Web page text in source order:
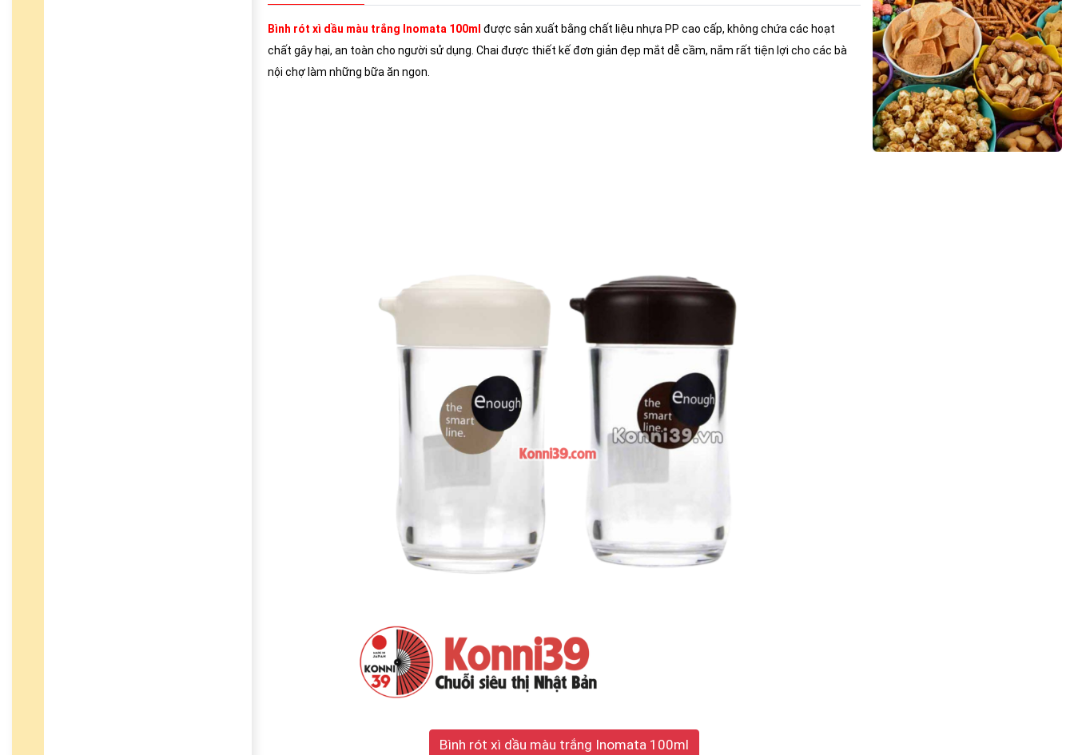
Bình rót xì dầu màu trắng Inomata 100ml được sản xuất bằng chất liệu nhựa PP cao cấp, không chứa các hoạt
chất gây hại, an toàn cho người sử dụng. Chai được thiết kế đơn giản đẹp mắt dễ cầm, nắm rất tiện lợi cho các bà
nội chợ làm những bữa ăn ngon.
Bình rót xì dầu màu trắng Inomata 100ml